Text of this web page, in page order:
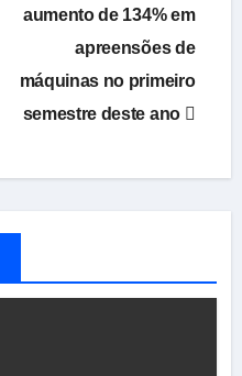
aumento de 134% em
apreensões de
máquinas no primeiro
semestre deste ano